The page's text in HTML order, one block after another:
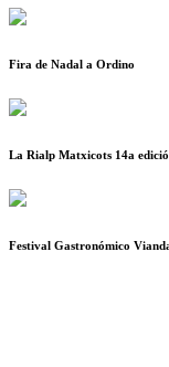
Fira de Nadal a Ordino
La Rialp Matxicots 14a
Festival Gastronómico